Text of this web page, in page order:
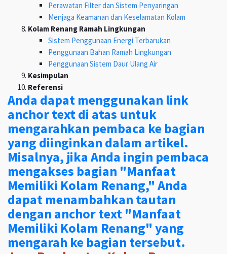
Perawatan Filter dan Sistem Penyaringan
Menjaga Keamanan dan Keselamatan Kolam
Kolam Renang Ramah Lingkungan
Sistem Penggunaan Energi Terbarukan
Penggunaan Bahan Ramah Lingkungan
Penggunaan Sistem Daur Ulang Air
Kesimpulan
Referensi
Anda dapat menggunakan link
anchor text di atas untuk
mengarahkan pembaca ke bagian
yang diinginkan dalam artikel.
Misalnya, jika Anda ingin pembaca
mengakses bagian "Manfaat
Memiliki Kolam Renang," Anda
dapat menambahkan tautan
dengan anchor text "Manfaat
Memiliki Kolam Renang" yang
mengarah ke bagian tersebut.